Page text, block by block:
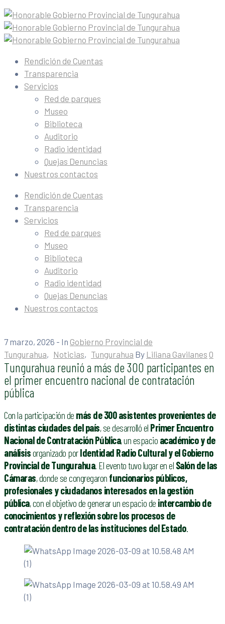
Rendición de Cuentas
Transparencia
Servicios
Red de parques
Museo
Biblioteca
Auditorio
Radio identidad
Quejas Denuncias
Nuestros contactos
Rendición de Cuentas
Transparencia
Servicios
Red de parques
Museo
Biblioteca
Auditorio
Radio identidad
Quejas Denuncias
Nuestros contactos
7 marzo, 2026 - In Gobierno Provincial de
Tungurahua‚ Noticias‚ Tungurahua By Liliana Gavilanes 0
Tungurahua reunió a más de 300 participantes en
el primer encuentro nacional de contratación
pública
Con la participación de más de 300 asistentes provenientes de
distintas ciudades del país, se desarrolló el Primer Encuentro
Nacional de Contratación Pública, un espacio académico y de
análisisorganizado porIdentidad Radio Cultural y el Gobierno
Provincial de Tungurahua. El evento tuvo lugar en el Salón de las
Cámaras, donde se congregaron funcionarios públicos,
profesionales y ciudadanos interesados en la gestión
pública, con el objetivo de generar un espacio de intercambio de
conocimientos y reflexión sobre los procesos de
contratación dentro de las instituciones del Estado.